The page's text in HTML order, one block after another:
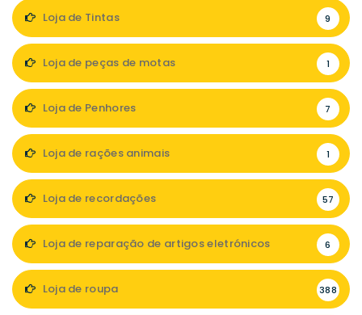
Loja de Tintas 9
Loja de peças de motas 1
Loja de Penhores 7
Loja de rações animais 1
Loja de recordações 57
Loja de reparação de artigos eletrónicos 6
Loja de roupa 388